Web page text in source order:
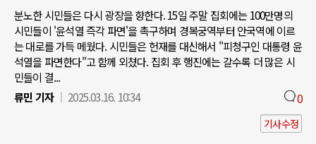
분노한 시민들은 다시 광장을 향한다. 15일 주말 집회에는 100만명의
시민들이 '윤석열 즉각 파면'을 촉구하며 경복궁역부터 안국역에 이르
는 대로를 가득 메웠다. 시민들은 헌재를 대신해서 "피청구인 대통령 윤
석열을 파면한다"고 함께 외쳤다. 집회 후 행진에는 갈수록 더 많은 시
민들이 결...
류민 기자
2025.03.16. 10:34 0
기사수정